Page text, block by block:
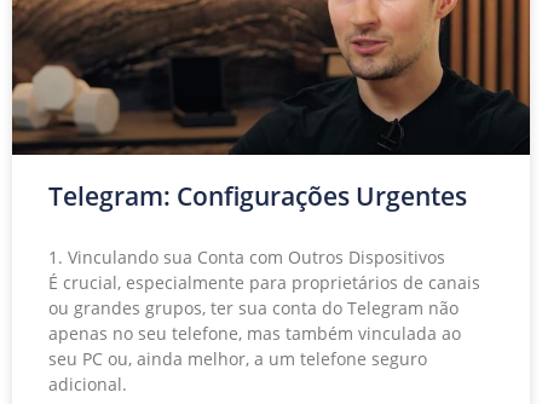
Telegram: Configurações Urgentes
1. Vinculando sua Conta com Outros Dispositivos
É crucial, especialmente para proprietários de canais
ou grandes grupos, ter sua conta do Telegram não
apenas no seu telefone, mas também vinculada ao
seu PC ou, ainda melhor, a um telefone seguro
adicional.